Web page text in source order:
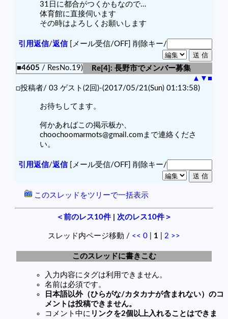
31日に都合がつくかもなので…
体育館に直接伺います
その時はよろしくお願いします
引用返信/返信[メール受信/OFF] 削除キー/
■4605 / ResNo.19)
Re[4]: 長野市でメンバー募集
▲ ▼ ■
□投稿者/ 03 ゲスト(2回)-(2017/05/21(Sun) 01:13:58)
お待ちしてます。
何かあればこの掲示板か、
choochoomarmots@gmail.comまで連絡くださ
い。
引用返信/返信[メール受信/OFF] 削除キー/
このスレッドをツリーで一括表示
＜前のレス10件 次のレス10件＞
スレッド内ページ移動 / << 0 1 2 >>
このスレッドに書きこむ
入力内容にタグは利用できません。
名前は必須です。
日本語以外（ひらがな/カタカナが含まれない）のコ
メントは投稿できません。
コメント中に リンクを2個以上入れることはできま